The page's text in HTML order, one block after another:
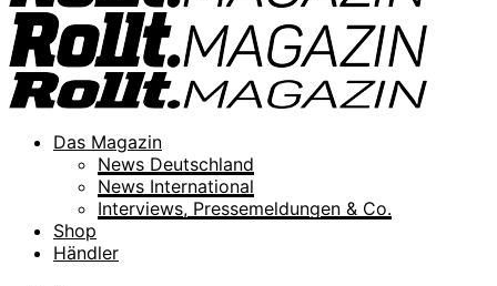
Das Magazin
News Deutschland
News International
Interviews, Pressemeldungen & Co.
Shop
Händler